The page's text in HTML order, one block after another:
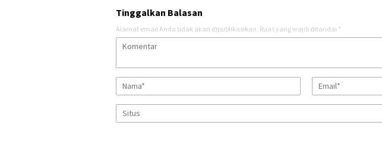
Tinggalkan Balasan
Alamat email Anda tidak akan dipublikasikan. Ruas yang wajib ditandai *